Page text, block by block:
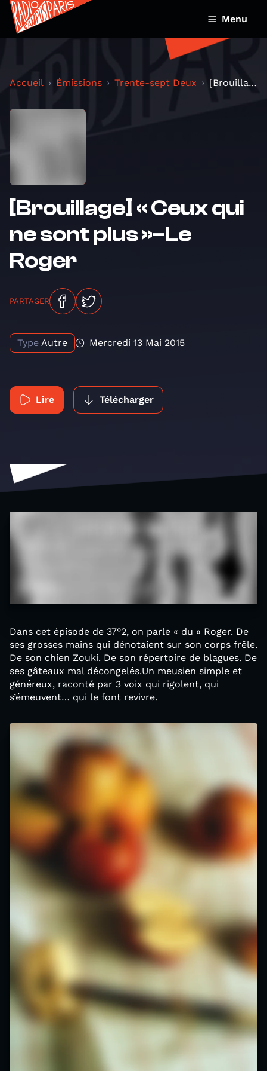
Menu
Accueil Émissions Trente-sept Deux [Brouillage] « Ceux qui ne sont plus »–Le Roger
[Brouillage] « Ceux qui
ne sont plus »–Le
Roger
PARTAGER
Type Autre Mercredi 13 Mai 2015
Lire Télécharger
Dans cet épisode de 37°2, on parle « du » Roger. De
ses grosses mains qui dénotaient sur son corps frêle.
De son chien Zouki. De son répertoire de blagues. De
ses gâteaux mal décongelés.Un meusien simple et
généreux, raconté par 3 voix qui rigolent, qui
s’émeuvent… qui le font revivre.